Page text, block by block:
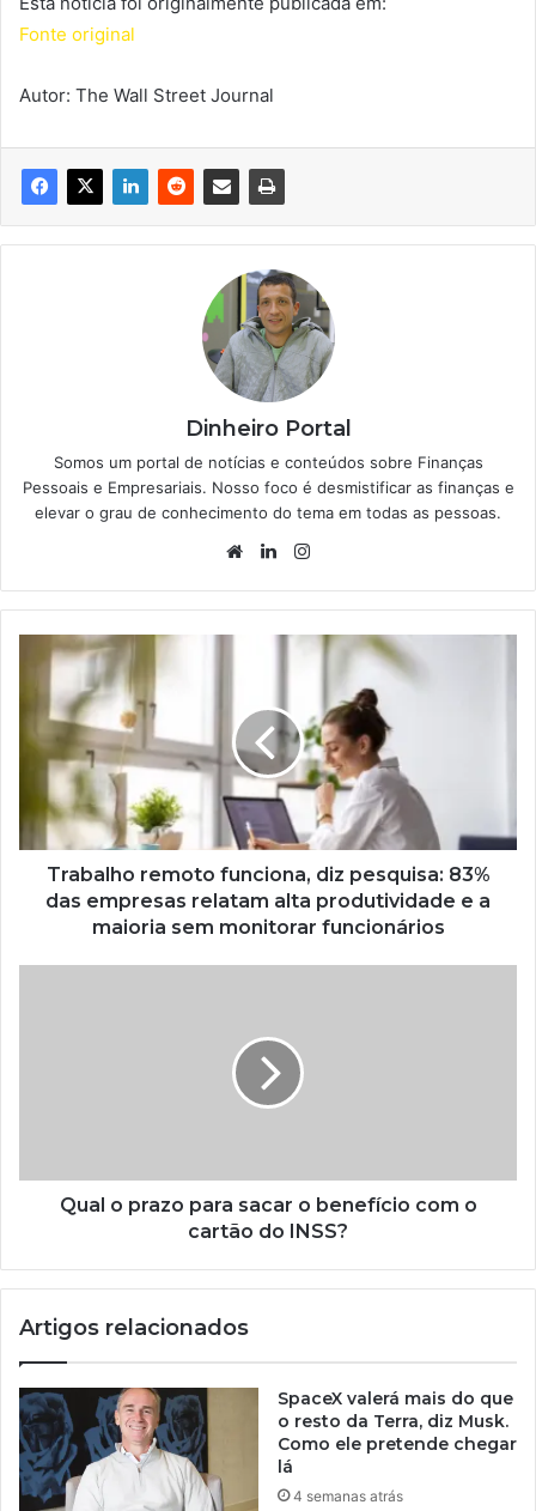
Fonte original
Autor: The Wall Street Journal
Dinheiro Portal
Somos um portal de notícias e conteúdos sobre Finanças
Pessoais e Empresariais. Nosso foco é desmistificar as finanças e
elevar o grau de conhecimento do tema em todas as pessoas.
WebsiteLinkedin
Trabalho remoto funciona, diz pesquisa: 83%
das empresas relatam alta produtividade e a
maioria sem monitorar funcionários
Qual o prazo para sacar o benefício com o
cartão do INSS?
Artigos relacionados
SpaceX valerá mais do que
o resto da Terra, diz Musk.
Como ele pretende chegar
lá
4 semanas atrás